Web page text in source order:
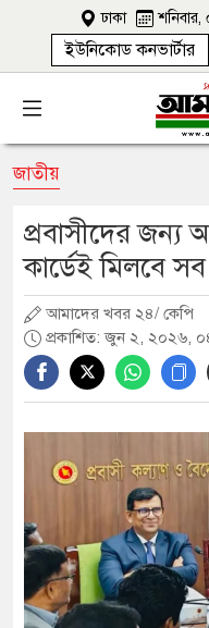
ঢাকা
ইউনিকোড কনভার্টার
জাতীয়
প্রবাসীদের জন্য
কার্ডেই মিলবে
আমাদের খবর ২৪/ কেপি
প্রকাশিত: জুন ২, ২০২৬,